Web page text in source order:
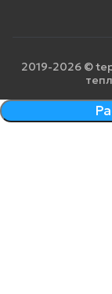
2019-2026 ©